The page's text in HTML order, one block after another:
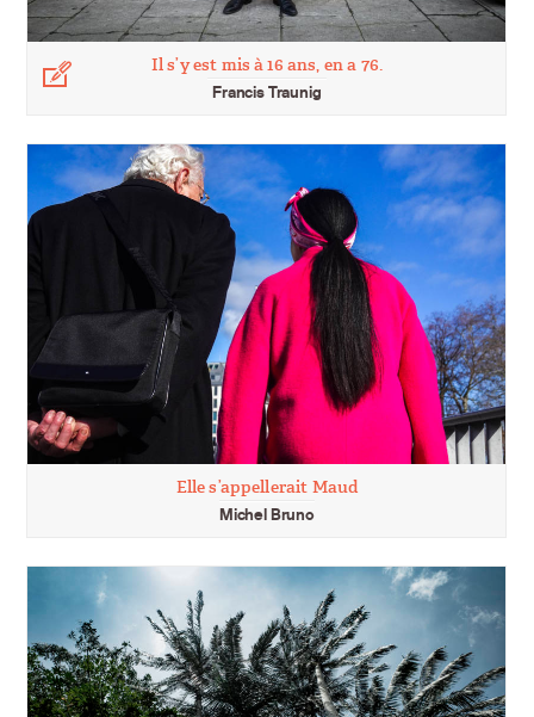
Il s’y est mis à 16 ans, en a 76.
Francis Traunig
Elle s’appellerait Maud
Michel Bruno